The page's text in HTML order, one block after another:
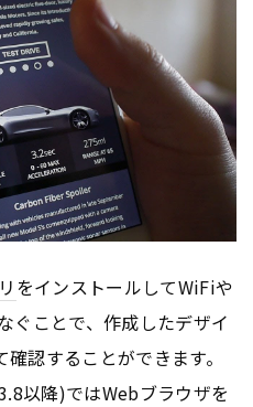
をインストールしてWiFiや
ぐことで、作成したデザイ
確認することができます。
以降)ではWebブラウザを